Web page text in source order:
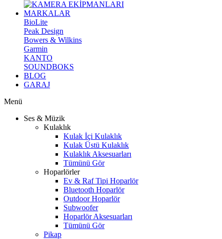
MARKALAR
BioLite
Peak Design
Bowers & Wilkins
Garmin
KANTO
SOUNDBOKS
BLOG
GARAJ
Menü
Ses & Müzik
Kulaklık
Kulak İçi Kulaklık
Kulak Üstü Kulaklık
Kulaklık Aksesuarları
Tümünü Gör
Hoparlörler
Ev & Raf Tipi Hoparlör
Bluetooth Hoparlör
Outdoor Hoparlör
Subwoofer
Hoparlör Aksesuarları
Tümünü Gör
Pikap